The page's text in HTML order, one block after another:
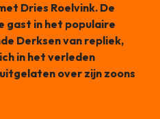
Dries Roelvink. De
gast in het populaire
Derksen van repliek,
in het verleden
over zijn zoons